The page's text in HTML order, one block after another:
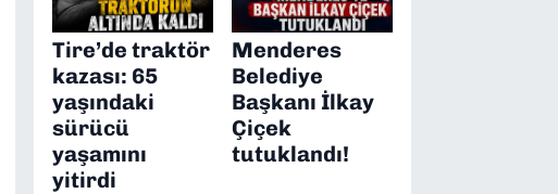
Tire’de traktör
kazası: 65
yaşındaki
sürücü
yaşamını
yitirdi
Menderes
Belediye
Başkanı İlkay
Çiçek
tutuklandı!